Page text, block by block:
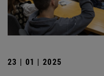
23 | 01 | 2025